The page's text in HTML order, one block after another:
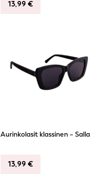
13,99 €
Aurinkolasit klassinen – Salla
13,99 €